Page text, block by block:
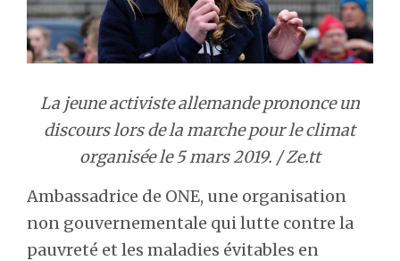
La jeune activiste allemande prononce un
discours lors de la marche pour le climat
organisée le 5 mars 2019. / Ze.tt
Ambassadrice de ONE, une organisation
non gouvernementale qui lutte contre la
pauvreté et les maladies évitables en